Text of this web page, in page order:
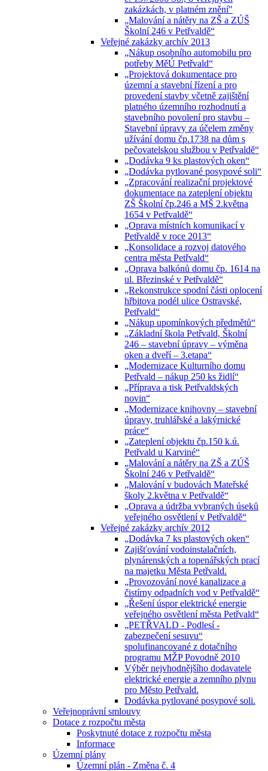
zakázkách, v platném znění"
„Malování a nátěry na ZŠ a ZÚŠ
Školní 246 v Petřvaldě“
Veřejné zakázky archív 2013
„Nákup osobního automobilu pro
potřeby MěÚ Petřvald“
„Projektová dokumentace pro
územní a stavební řízení a pro
provedení stavby včetně zajištění
platného územního rozhodnutí a
stavebního povolení pro stavbu –
Stavební úpravy za účelem změny
užívání domu čp.1738 na dům s
pečovatelskou službou v Petřvaldě“
„Dodávka 9 ks plastových oken“
„Dodávka pytlované posypové soli“
„Zpracování realizační projektové
dokumentace na zateplení objektu
ZŠ Školní čp.246 a MŠ 2.května
1654 v Petřvaldě“
„Oprava místních komunikací v
Petřvaldě v roce 2013“
„Konsolidace a rozvoj datového
centra města Petřvald“
„Oprava balkónů domu čp. 1614 na
ul. Březinské v Petřvaldě“
„Rekonstrukce spodní části oplocení
hřbitova podél ulice Ostravské,
Petřvald“
„Nákup upomínkových předmětů“
„Základní škola Petřvald, Školní
246 – stavební úpravy – výměna
oken a dveří – 3.etapa“
„Modernizace Kulturního domu
Petřvald – nákup 250 ks židlí“
„Příprava a tisk Petřvaldských
novin“
„Modernizace knihovny – stavební
úpravy, truhlářské a lakýrnické
práce“
„Zateplení objektu čp.150 k.ú.
Petřvald u Karviné“
„Malování a nátěry na ZŠ a ZÚŠ
Školní 246 v Petřvaldě“
„Malování v budovách Mateřské
školy 2.května v Petřvaldě“
„Oprava a údržba vybraných úseků
veřejného osvětlení v Petřvaldě“
Veřejné zakázky archív 2012
„Dodávka 7 ks plastových oken“
Zajišťování vodoinstalačních,
plynárenských a topenářských prací
na majetku Města Petřvald.
„Provozování nové kanalizace a
čistírny odpadních vod v Petřvaldě“
„Řešení úspor elektrické energie
veřejného osvětlení města Petřvald“
„PETŘVALD - Podlesí -
zabezpečení sesuvu“
spolufinancované z dotačního
programu MŽP Povodně 2010
Výběr nejvhodnějšího dodavatele
elektrické energie a zemního plynu
pro Město Petřvald.
Dodávka pytlované posypové soli.
Veřejnoprávní smlouvy
Dotace z rozpočtu města
Poskytnuté dotace z rozpočtu města
Informace
Územní plány
Územní plán - Změna č. 4